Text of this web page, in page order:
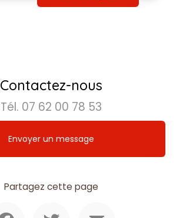
Contactez-nous
Tél. 07 62 00 78 53
Envoyer un message
Partagez cette page